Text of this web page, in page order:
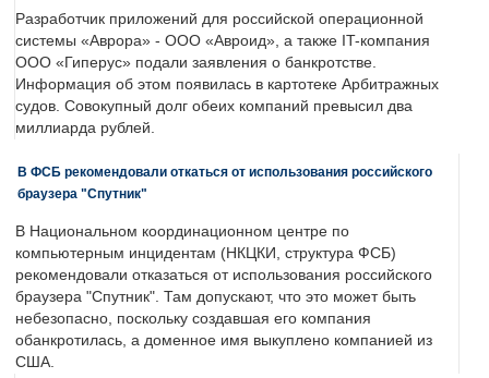
Разработчик приложений для российской операционной
системы «Аврора» - ООО «Авроид», а также IT-компания
ООО «Гиперус» подали заявления о банкротстве.
Информация об этом появилась в картотеке Арбитражных
судов. Совокупный долг обеих компаний превысил два
миллиарда рублей.
В ФСБ рекомендовали откаться от использования российского
браузера "Спутник"
В Национальном координационном центре по
компьютерным инцидентам (НКЦКИ, структура ФСБ)
рекомендовали отказаться от использования российского
браузера "Спутник". Там допускают, что это может быть
небезопасно, поскольку создавшая его компания
обанкротилась, а доменное имя выкуплено компанией из
США.